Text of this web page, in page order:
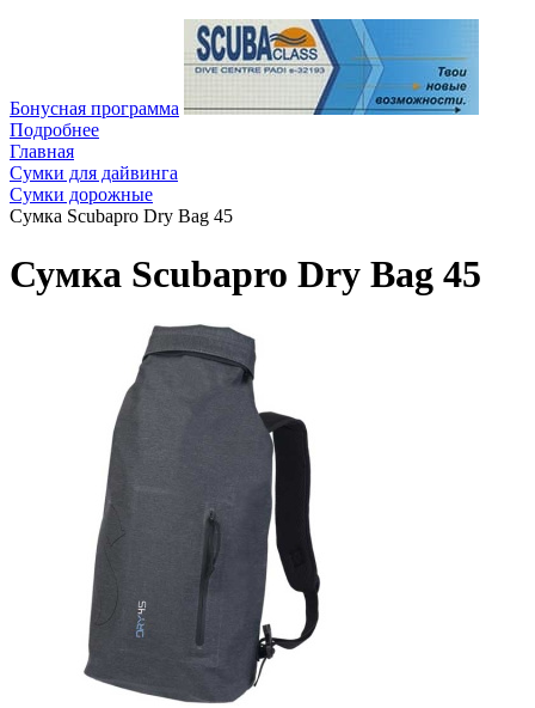
Бонусная программа
Подробнее
Главная
Сумки для дайвинга
Сумки дорожные
Сумка Scubapro Dry Bag 45
Сумка Scubapro Dry Bag 45